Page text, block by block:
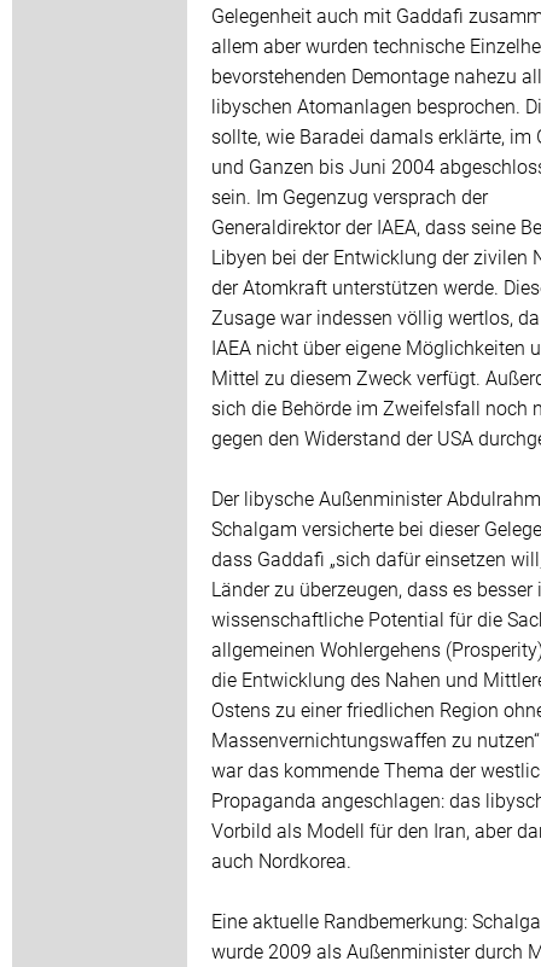
Gelegenheit auch mit Gaddafi
allem aber wurden technische
bevorstehenden Demontage nahezu
libyschen Atomanlagen besprochen.
sollte, wie Baradei damals erklärte, im
und Ganzen bis Juni 2004
sein. Im Gegenzug versprach der
Generaldirektor der IAEA, dass seine
Libyen bei der Entwicklung der zivilen
der Atomkraft unterstützen werde.
Zusage war indessen völlig wertlos,
IAEA nicht über eigene Möglichkeiten
Mittel zu diesem Zweck verfügt.
sich die Behörde im Zweifelsfall noch
gegen den Widerstand der USA
Der libysche Außenminister
Schalgam versicherte bei dieser
dass Gaddafi „sich dafür einsetzen
Länder zu überzeugen, dass es besser
wissenschaftliche Potential für die
allgemeinen Wohlergehens
die Entwicklung des Nahen und
Ostens zu einer friedlichen Region
Massenvernichtungswaffen zu
war das kommende Thema der
Propaganda angeschlagen: das
Vorbild als Modell für den Iran, aber
auch Nordkorea.
Eine aktuelle Randbemerkung:
wurde 2009 als Außenminister durch